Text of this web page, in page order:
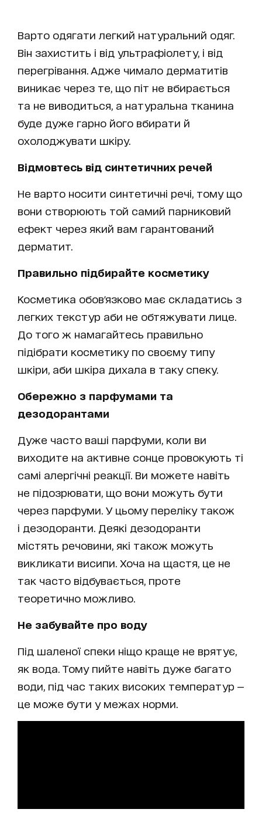
Варто одягати легкий натуральний одяг.
Він захистить і від ультрафіолету, і від
перегрівання. Адже чимало дерматитів
виникає через те, що піт не вбирається
та не виводиться, а натуральна тканина
буде дуже гарно його вбирати й
охолоджувати шкіру.
Відмовтесь від синтетичних речей
Не варто носити синтетичні речі, тому що
вони створюють той самий парниковий
ефект через який вам гарантований
дерматит.
Правильно підбирайте косметику
Косметика обов'язково має складатись з
легких текстур аби не обтяжувати лице.
До того ж намагайтесь правильно
підібрати косметику по своєму типу
шкіри, аби шкіра дихала в таку спеку.
Обережно з парфумами та
дезодорантами
Дуже часто ваші парфуми, коли ви
виходите на активне сонце провокують ті
самі алергічні реакції. Ви можете навіть
не підозрювати, що вони можуть бути
через парфуми. У цьому переліку також
і дезодоранти. Деякі дезодоранти
містять речовини, які також можуть
викликати висипи. Хоча на щастя, це не
так часто відбувається, проте
теоретично можливо.
Не забувайте про воду
Під шаленої спеки ніщо краще не врятує,
як вода. Тому пийте навіть дуже багато
води, під час таких високих температур —
це може бути у межах норми.